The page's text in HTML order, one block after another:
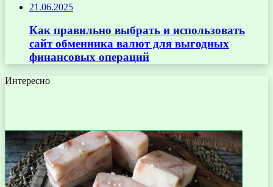
21.06.2025
Как правильно выбрать и использовать
сайт обменника валют для выгодных
финансовых операций
Интересно